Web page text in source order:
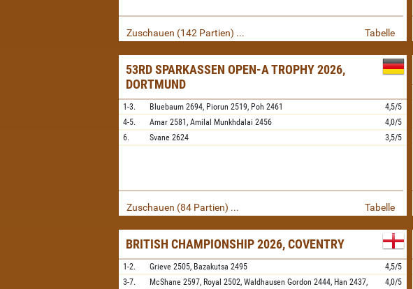
Zuschauen (142 Partien) ... Tabelle
53RD SPARKASSEN OPEN-A TROPHY 2026,
DORTMUND
1-3. Bluebaum 2694, Piorun 2519, Poh 2461
4,5/5
4-5.
Amar 2581,Amilal Munkhdalai 2456
4,0/5
6.
Svane 2624 3,5/5
Zuschauen (84 Partien) ... Tabelle
BRITISH CHAMPIONSHIP 2026, COVENTRY
1-2. Grieve 2505, Bazakutsa 2495
4,5/5
3-7.
McShane 2597, Royal 2502,Waldhausen Gordon 2444, Han 2437,
4,0/5